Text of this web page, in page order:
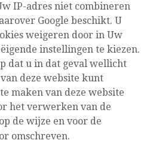
IP-adres niet combineren
Google beschikt. U
weigeren door in Uw
instellingen te kiezen.
dat u in dat geval wellicht
deze website kunt
maken van deze website
het verwerken van de
de wijze en voor de
omschreven.